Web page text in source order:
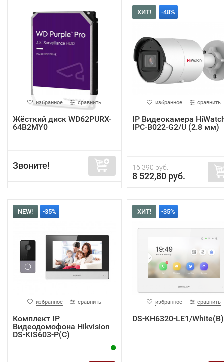
избранное сравнить
Жёсткий диск WD62PURX-
64B2MY0
Звоните!
ХИТ! -48%
избранное сравнить
IP Видеокамера
IPC-B022-G2/U (2.8 мм)
16 390 руб.
8 522,80 руб.
NEW! -35%
избранное сравнить
Комплект IP
Видеодомофона Hikvision
DS-KIS603-P(C)
ХИТ! -35%
избранное сравнить
DS-KH6320-LE1/White(B)